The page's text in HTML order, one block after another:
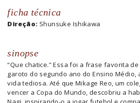
ficha técnica
Direção: Shunsuke Ishikawa
sinopse
“Que chatice.” Essa foi a frase favorita
garoto do segundo ano do Ensino Médio,
vida tediosa. Até que Mikage Reo, um
vencer a Copa do Mundo, descobriu a